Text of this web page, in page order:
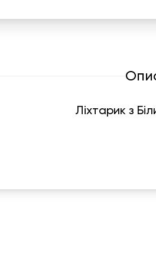
Ліхтарик з